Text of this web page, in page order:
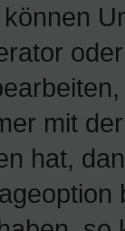
mit
hat,